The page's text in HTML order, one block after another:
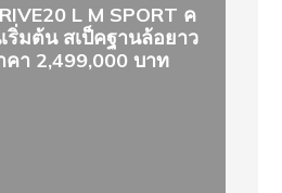
L M SPORT ค
ริ่มต้น สเป็คฐานล้อยาว
คา 2,499,000 บาท